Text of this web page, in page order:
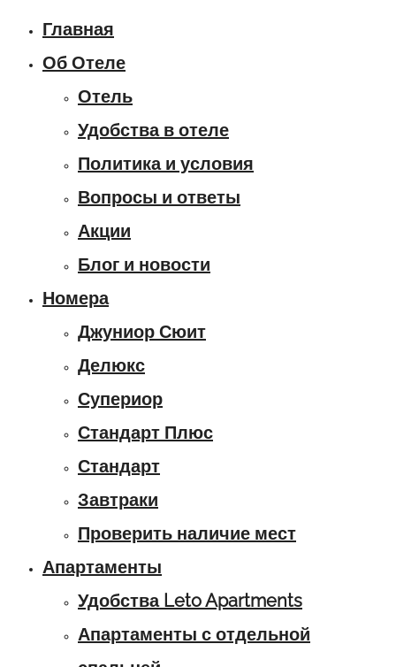
Главная
Об Отеле
Отель
Удобства в отеле
Политика и условия
Вопросы и ответы
Акции
Блог и новости
Номера
Джуниор Сюит
Делюкс
Супериор
Стандарт Плюс
Стандарт
Завтраки
Проверить наличие мест
Апартаменты
Удобства Leto Apartments
Апартаменты с отдельной